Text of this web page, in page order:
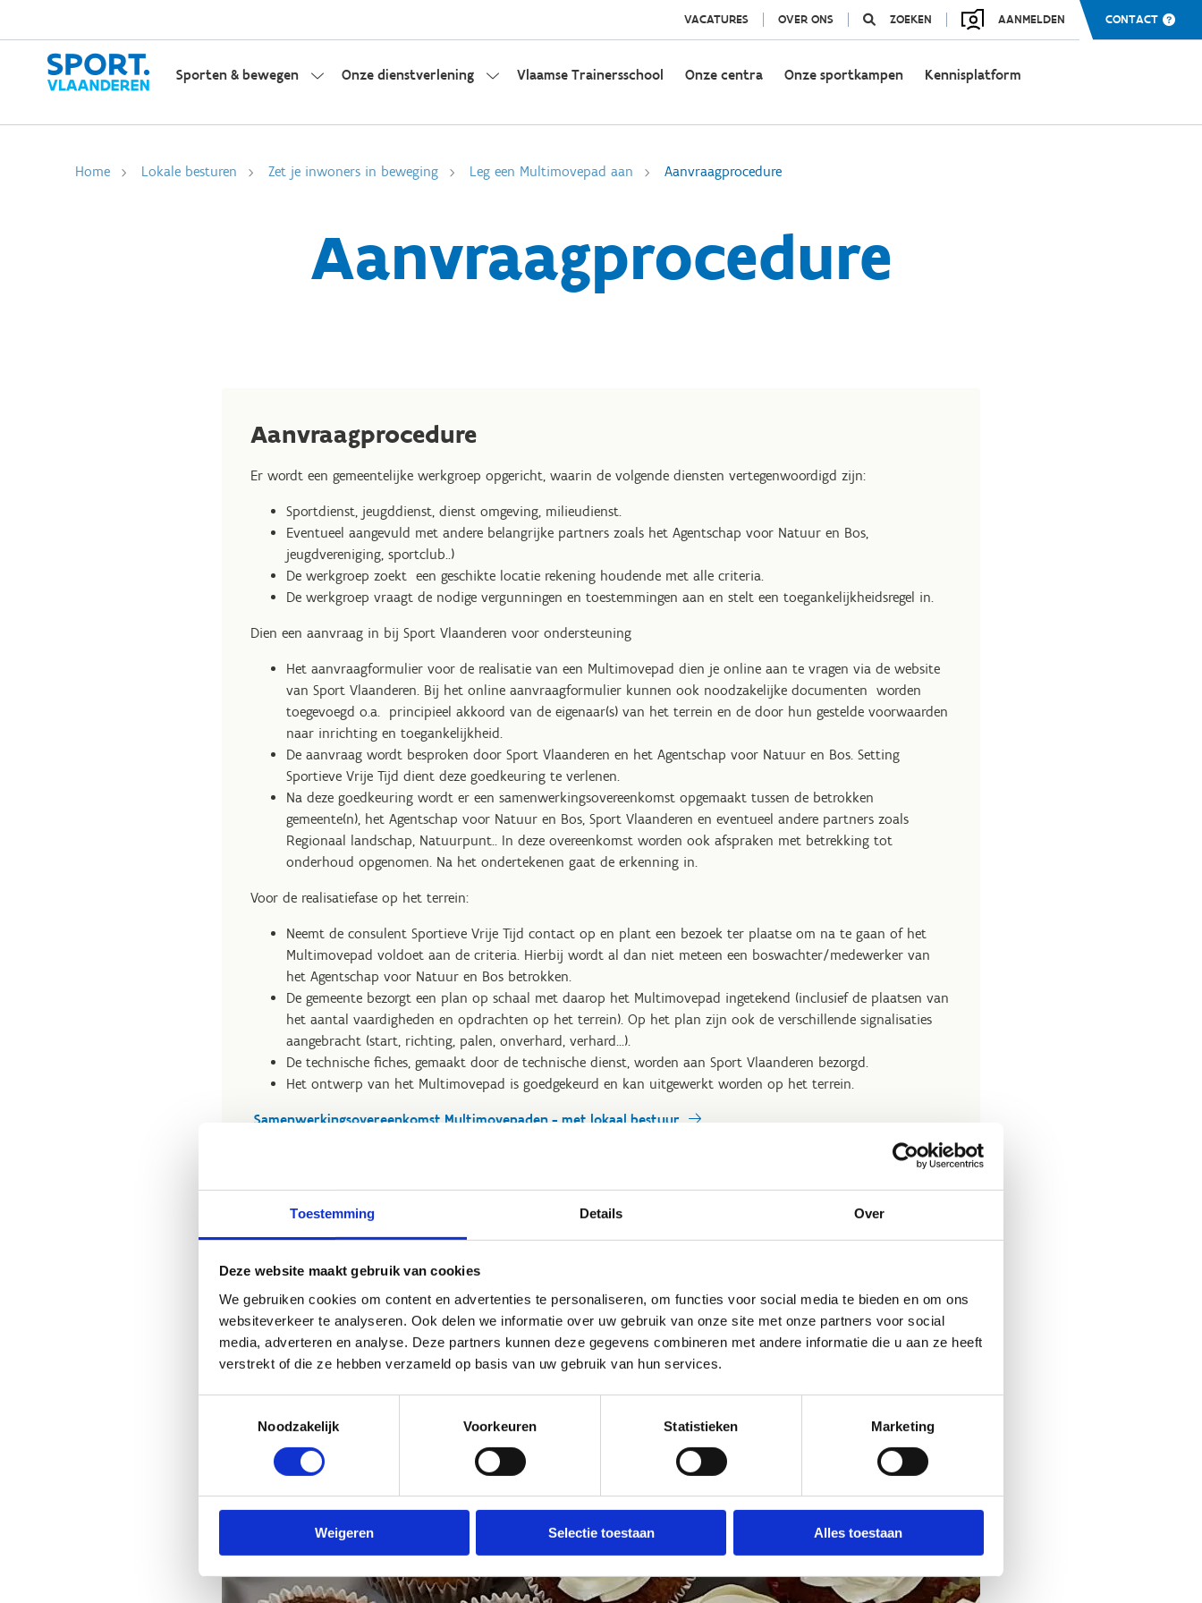
Toestemming Details Over
Deze website maakt gebruik van cookies
We gebruiken cookies om content en advertenties te personaliseren, om functies voor social media te bieden en om ons
websiteverkeer te analyseren. Ook delen we informatie over uw gebruik van onze site met onze partners voor social
media, adverteren en analyse. Deze partners kunnen deze gegevens combineren met andere informatie die u aan ze heeft
verstrekt of die ze hebben verzameld op basis van uw gebruik van hun services.
Noodzakelijk
Voorkeuren Statistieken Marketing
Weigeren Selectie toestaan Alles toestaan
VACATURES OVER ONS ZOEKEN AANMELDEN CONTACT
Sporten & bewegen Onze dienstverlening Vlaamse Trainersschool Onze centra Onze sportkampen Kennisplatform
Home Lokale besturen Zet je inwoners in beweging Leg een Multimovepad aan Aanvraagprocedure
Aanvraagprocedure
Aanvraagprocedure
Er wordt een gemeentelijke werkgroep opgericht, waarin de volgende diensten vertegenwoordigd zijn:
Sportdienst, jeugddienst, dienst omgeving, milieudienst.
Eventueel aangevuld met andere belangrijke partners zoals het Agentschap voor Natuur en Bos,
jeugdvereniging, sportclub..)
De werkgroep zoekt een geschikte locatie rekening houdende met alle criteria.
De werkgroep vraagt de nodige vergunningen en toestemmingen aan en stelt een toegankelijkheidsregel in.
Dien een aanvraag in bij Sport Vlaanderen voor ondersteuning
Het aanvraagformulier voor de realisatie van een Multimovepad dien je online aan te vragen via de website
van Sport Vlaanderen. Bij het online aanvraagformulier kunnen ook noodzakelijke documenten worden
toegevoegd o.a. principieel akkoord van de eigenaar(s) van het terrein en de door hun gestelde voorwaarden
naar inrichting en toegankelijkheid.
De aanvraag wordt besproken door Sport Vlaanderen en het Agentschap voor Natuur en Bos. Setting
Sportieve Vrije Tijd dient deze goedkeuring te verlenen.
Na deze goedkeuring wordt er een samenwerkingsovereenkomst opgemaakt tussen de betrokken
gemeente(n), het Agentschap voor Natuur en Bos, Sport Vlaanderen en eventueel andere partners zoals
Regionaal landschap, Natuurpunt.. In deze overeenkomst worden ook afspraken met betrekking tot
onderhoud opgenomen. Na het ondertekenen gaat de erkenning in.
Voor de realisatiefase op het terrein:
Neemt de consulent Sportieve Vrije Tijd contact op en plant een bezoek ter plaatse om na te gaan of het
Multimovepad voldoet aan de criteria. Hierbij wordt al dan niet meteen een boswachter/medewerker van
het Agentschap voor Natuur en Bos betrokken.
De gemeente bezorgt een plan op schaal met daarop het Multimovepad ingetekend (inclusief de plaatsen van
het aantal vaardigheden en opdrachten op het terrein). Op het plan zijn ook de verschillende signalisaties
aangebracht (start, richting, palen, onverhard, verhard...).
De technische fiches, gemaakt door de technische dienst, worden aan Sport Vlaanderen bezorgd.
Het ontwerp van het Multimovepad is goedgekeurd en kan uitgewerkt worden op het terrein.
Samenwerkingsovereenkomst Multimovepaden - met lokaal bestuur
Richtlijnen voor de ontwikkeling van Multimovepaden in Vlaanderen